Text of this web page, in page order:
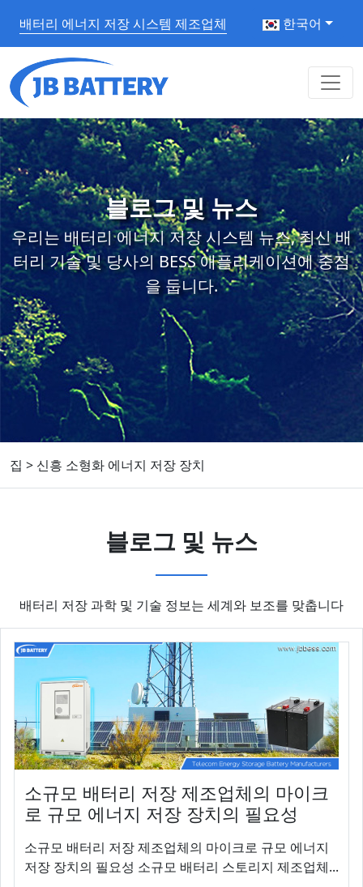
배터리 에너지 저장 시스템 제조업체 한국어
블로그 및 뉴스
우리는 배터리 에너지 저장 시스템 뉴스, 최신 배
터리 기술 및 당사의 BESS 애플리케이션에 중점
을 둡니다.
집 > 신흥 소형화 에너지 저장 장치
블로그 및 뉴스
배터리 저장 과학 및 기술 정보는 세계와 보조를 맞춥니다
소규모 배터리 저장 제조업체의 마이크
로 규모 에너지 저장 장치의 필요성
소규모 배터리 저장 제조업체의 마이크로 규모 에너지
저장 장치의 필요성 소규모 배터리 스토리지 제조업체...